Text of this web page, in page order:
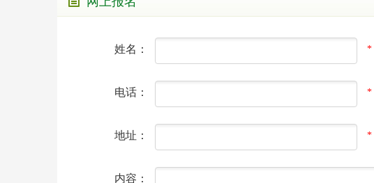
姓名： *
电话： *
地址： *
内容：